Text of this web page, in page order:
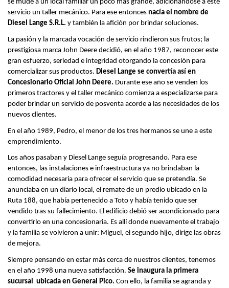
se mude a un local familiar un poco más grande, adicionándose a este
servicio un taller mecánico. Para ese entonces nacía el nombre de
Diesel Lange S.R.L. y también la afición por brindar soluciones.
La pasión y la marcada vocación de servicio rindieron sus frutos; la
prestigiosa marca John Deere decidió, en el año 1987, reconocer este
gran esfuerzo, seriedad e integridad otorgando la concesión para
comercializar sus productos. Diesel Lange se convertía así en
Concesionario Oficial John Deere. Durante ese año se venden los
primeros tractores y el taller mecánico comienza a especializarse para
poder brindar un servicio de posventa acorde a las necesidades de los
nuevos clientes.
En el año 1989, Pedro, el menor de los tres hermanos se une a este
emprendimiento.
Los años pasaban y Diesel Lange seguía progresando. Para ese
entonces, las instalaciones e infraestructura ya no brindaban la
comodidad necesaria para ofrecer el servicio que se pretendía. Se
anunciaba en un diario local, el remate de un predio ubicado en la
Ruta 188, que había pertenecido a Toto y había tenido que ser
vendido tras su fallecimiento. El edificio debió ser acondicionado para
convertirlo en una concesionaria. Es allí donde nuevamente el trabajo
y la familia se volvieron a unir: Miguel, el segundo hijo, dirige las obras
de mejora.
Siempre pensando en estar más cerca de nuestros clientes, tenemos
en el año 1998 una nueva satisfacción. Se inaugura la primera
sucursal ubicada en General Pico. Con ello, la familia se agranda y